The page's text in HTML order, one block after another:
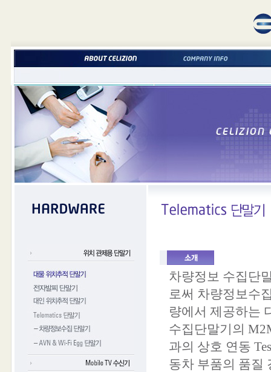
차량정보 수집단
로써 차량정보수
량에서 제공하는
수집단말기의
과의 상호 연동
동차 부품의 품질